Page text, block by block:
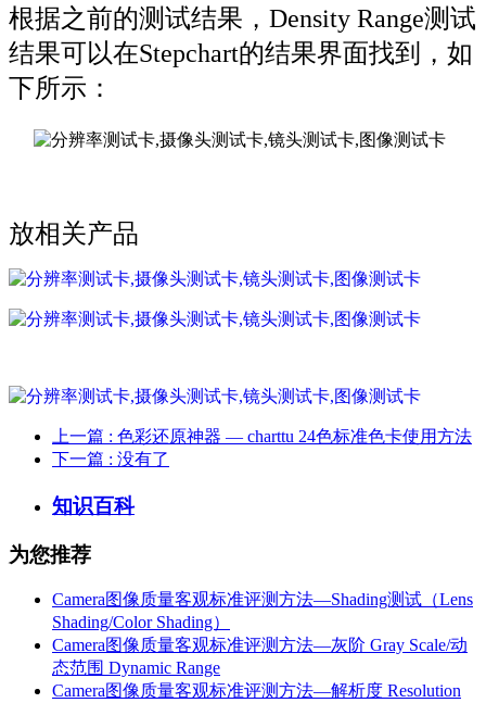
根据之前的测试结果，Density Range测试
结果可以在Stepchart的结果界面找到，如
下所示：
放相关产品
上一篇 : 色彩还原神器 — charttu 24色标准色卡使用方法
下一篇 : 没有了
知识百科
为您推荐
Camera图像质量客观标准评测方法—Shading测试（Lens
Shading/Color Shading）
Camera图像质量客观标准评测方法—灰阶 Gray Scale/动
态范围 Dynamic Range
Camera图像质量客观标准评测方法—解析度 Resolution